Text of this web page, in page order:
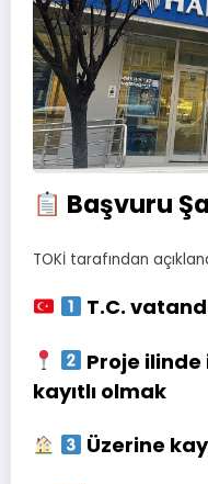
Başvuru
TOKİ tarafından
T.C.
Proje
kayıtlı olmak
Üzerine